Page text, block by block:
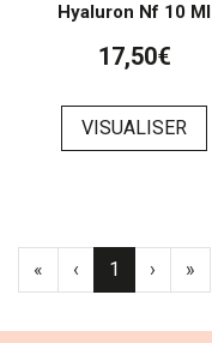
Hyaluron Nf 10 Ml
17,50€
VISUALISER
« ‹ 1 › »